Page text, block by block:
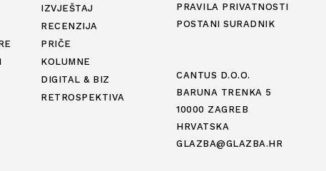
IZVJEŠTAJ
RECENZIJA
PRIČE
KOLUMNE
DIGITAL & BIZ
RETROSPEKTIVA
PRAVILA PRIVATNOSTI
POSTANI SURADNIK
CANTUS D.O.O.
BARUNA TRENKA 5
10000 ZAGREB
HRVATSKA
GLAZBA@GLAZBA.HR